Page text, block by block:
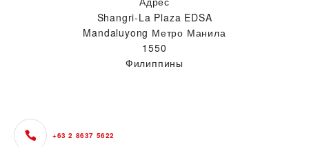
Shangri-La Plaza EDSA
Mandaluyong Метро Манила
1550
Филиппины
+63 2 8637 5622